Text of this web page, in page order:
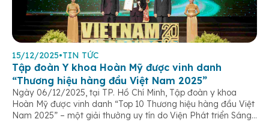
15/12/2025•TIN TỨC
Tập đoàn Y khoa Hoàn Mỹ được vinh danh
“Thương hiệu hàng đầu Việt Nam 2025”
Ngày 06/12/2025, tại TP. Hồ Chí Minh, Tập đoàn y khoa
Hoàn Mỹ được vinh danh “Top 10 Thương hiệu hàng đầu Việt
Nam 2025” – một giải thưởng uy tín do Viện Phát triển Sáng